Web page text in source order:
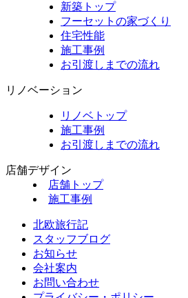
新築トップ
フーセットの家づくり
住宅性能
施工事例
お引渡しまでの流れ
リノベーション
リノベトップ
施工事例
お引渡しまでの流れ
店舗デザイン
店舗トップ
施工事例
北欧旅行記
スタッフブログ
お知らせ
会社案内
お問い合わせ